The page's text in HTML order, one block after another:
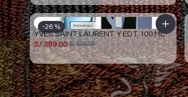
-26 %
YVES SAINT LAURENT Y EDT 100 ML
S/ 389.00 S/ 529.00